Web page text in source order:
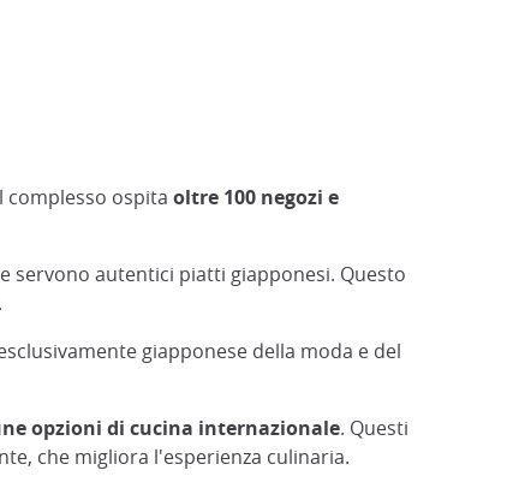
complesso ospita oltre 100 negozi e
servono autentici piatti giapponesi. Questo
giapponese della moda e del
opzioni di cucina internazionale. Questi
che migliora l'esperienza culinaria.